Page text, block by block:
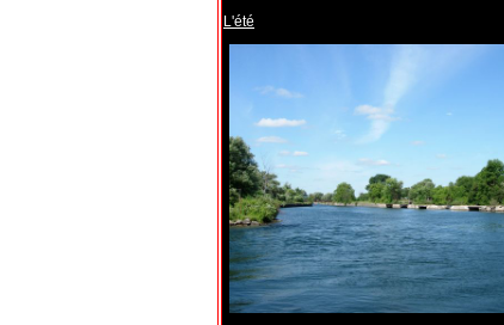
L'été